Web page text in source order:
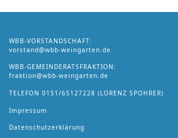
WBB-VORSTANDSCHAFT:
vorstand@wbb-weingarten.de
WBB-GEMEINDERATSFRAKTION:
fraktion@wbb-weingarten.de
TELEFON 0151/65127228 (LORENZ SPOHRER)
Impressum
Datenschutzerklärung